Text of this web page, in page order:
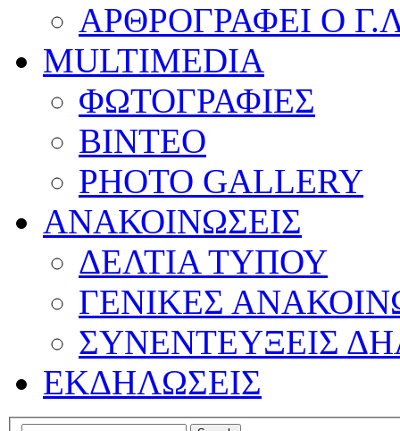
ΑΡΘΡΟΓΡΑΦΕΙ Ο
MULTIMEDIA
ΦΩΤΟΓΡΑΦΙΕΣ
ΒΙΝΤΕΟ
PHOTO GALLERY
ΑΝΑΚΟΙΝΩΣΕΙΣ
ΔΕΛΤΙΑ ΤΥΠΟΥ
ΓΕΝΙΚΕΣ
ΣΥΝΕΝΤΕΥΞΕΙΣ
ΕΚΔΗΛΩΣΕΙΣ